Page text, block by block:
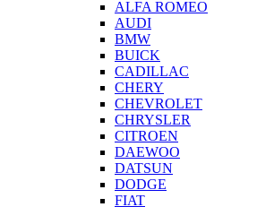
ALFA ROMEO
AUDI
BMW
BUICK
CADILLAC
CHERY
CHEVROLET
CHRYSLER
CITROEN
DAEWOO
DATSUN
DODGE
FIAT